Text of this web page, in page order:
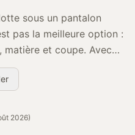
sous un pantalon
pas la meilleure option :
et coupe. Avec
...
2026)